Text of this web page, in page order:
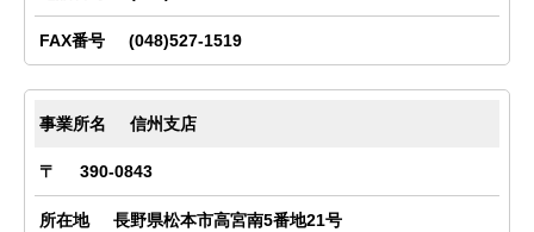
(048)527-1519
信州支店
390-0843
長野県松本市高宮南5番地21号